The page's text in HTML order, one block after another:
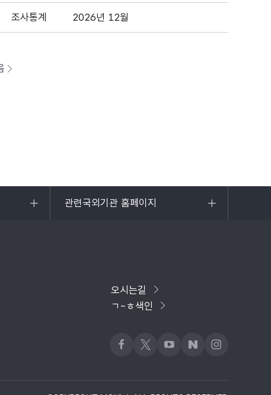
조사통계 2026년 12월
페이지로이동하기
관련국외기관 홈페이지
목록
오시는길
ㄱ~ㅎ색인
페이스북
x 유튜브네이버블로그
인스타그램